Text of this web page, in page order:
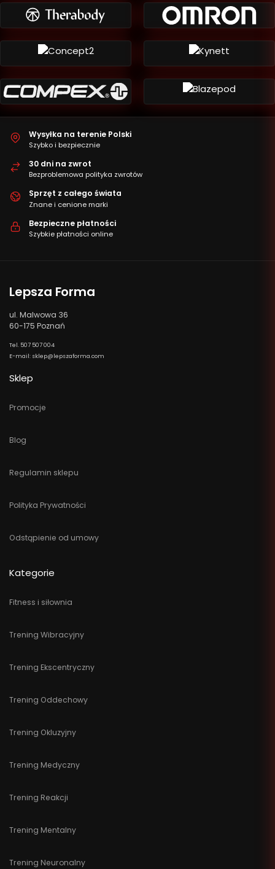
Wysyłka na terenie Polski
Szybko i bezpiecznie
30 dni na zwrot
Bezproblemowa polityka zwrotów
Sprzęt z całego świata
Znane i cenione marki
Bezpieczne płatności
Szybkie płatności online
Lepsza Forma
ul. Malwowa 36
60-175 Poznań
Tel. 507 507 004
E-mail: sklep@lepszaforma.com
Sklep
Promocje
Blog
Regulamin sklepu
Polityka Prywatności
Odstąpienie od umowy
Kategorie
Fitness i siłownia
Trening Wibracyjny
Trening Ekscentryczny
Trening Oddechowy
Trening Okluzyjny
Trening Medyczny
Trening Reakcji
Trening Mentalny
Trening Neuronalny